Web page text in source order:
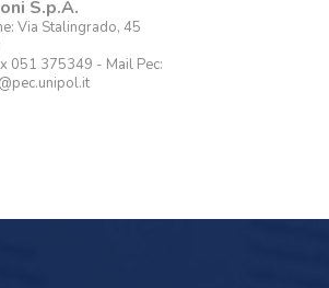
S.p.A.
Via Stalingrado, 45
051 375349 - Mail Pec: